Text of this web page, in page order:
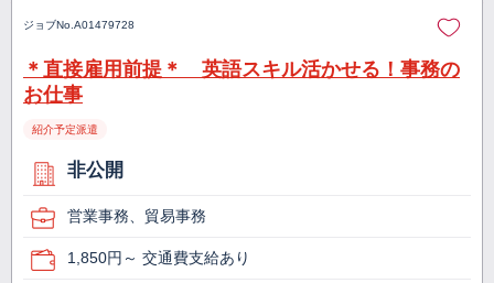
ジョブNo. A01479728
＊直接雇用前提＊ 英語スキル活かせる！事務の
お仕事
紹介予定派遣
非公開
営業事務、貿易事務
1,850円～ 交通費支給あり